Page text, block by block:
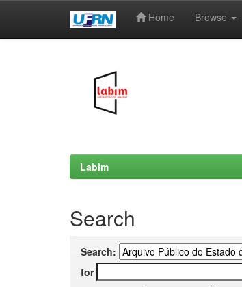
Home Browse
Labim
Search
Search:
for